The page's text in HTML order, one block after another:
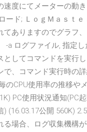
速度にてメーターの動
ード; ＬｏｇＭａｓｔ
てありますのでグラフ
-a ログファイル, 指定
としてコマンドを実行
で、コマンド実行時の
のCPU使用率の推移
PC使用状況通知
(16.03.17公開 560K)
る場合、ログ収集機構